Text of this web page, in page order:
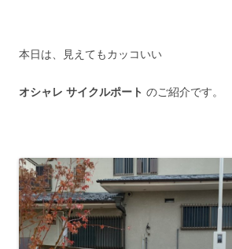
本日は、見えてもカッコいい
オシャレ サイクルポート のご紹介です。